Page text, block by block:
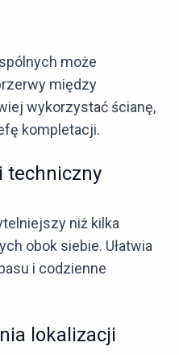
może
między
wykorzystać ścianę,
kompletacji.
techniczny
niż kilka
obok siebie. Ułatwia
i codzienne
lokalizacji